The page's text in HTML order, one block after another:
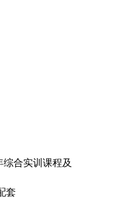
合实训课程及
套